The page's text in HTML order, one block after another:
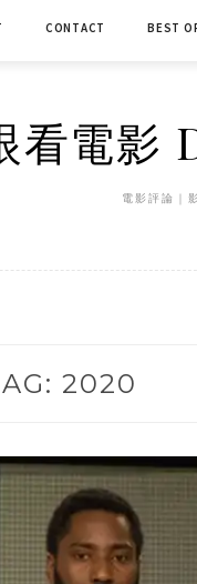
CONTACT BEST
看電影
電影評論｜
2020